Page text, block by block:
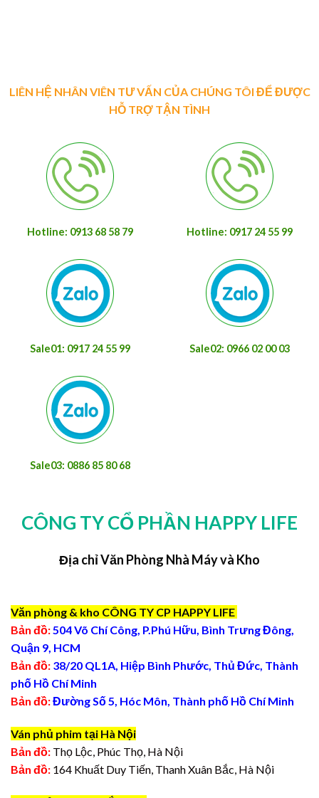
LIÊN HỆ NHÂN VIÊN TƯ VẤN CỦA CHÚNG TÔI ĐỂ ĐƯỢC
HỖ TRỢ TẬN TÌNH
Hotline: 0913 68 58 79 Hotline: 0917 24 55 99
Sale01: 0917 24 55 99 Sale02: 0966 02 00 03
Sale03: 0886 85 80 68
CÔNG TY CỔ PHẦN HAPPY LIFE
Địa chỉ Văn Phòng Nhà Máy và Kho
Văn phòng & kho CÔNG TY CP HAPPY LIFE
Bản đồ:504 Võ Chí Công, P.Phú Hữu, Bình Trưng Đông,
Quận 9, HCM
Bản đồ: 38/20 QL1A, Hiệp Bình Phước, Thủ Đức, Thành
phố Hồ Chí Minh
Bản đồ:Đường Số 5, Hóc Môn, Thành phố Hồ Chí Minh
Ván phủ phim tại Hà Nội
Bản đồ: Thọ Lộc, Phúc Thọ, Hà Nội
Bản đồ: 164 Khuất Duy Tiến, Thanh Xuân Bắc, Hà Nội